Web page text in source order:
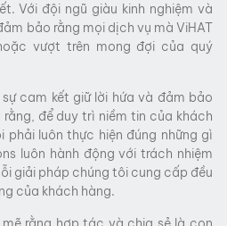
Với đội ngũ giàu kinh nghiệm và
bảo rằng mọi dịch vụ mà ViHAT
vượt trên mong đợi của quý
cam kết giữ lời hứa và đảm bảo
để duy trì niềm tin của khách
luôn thực hiện đúng những gì
luôn hành động với trách nhiệm
giải pháp chúng tôi cung cấp đều
của khách hàng.